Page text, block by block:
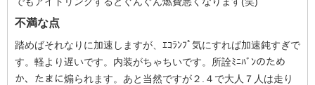
不満な点
踏めばそれなりに加速しますが、ｴｺﾗﾝﾌﾟ気にすれば加速鈍すぎで
す。軽より遅いです。内装がちゃちいです。所詮ﾐﾆﾊﾞﾝのため
か、たまに煽られます。あと当然ですが２.４で大人７人は走り